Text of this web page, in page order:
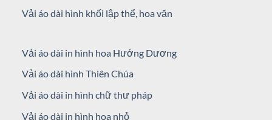
Vải áo dài hình khối lập thể, hoa văn
Vải áo dài in hình hoa Hướng Dương
Vải áo dài hình Thiên Chúa
Vải áo dài in hình chữ thư pháp
Vải áo dài in hình hoa nhỏ